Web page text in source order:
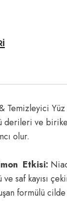
& Temizleyici
derileri ve
olur.
Etkisi:
saf kayısı
formülü cilde